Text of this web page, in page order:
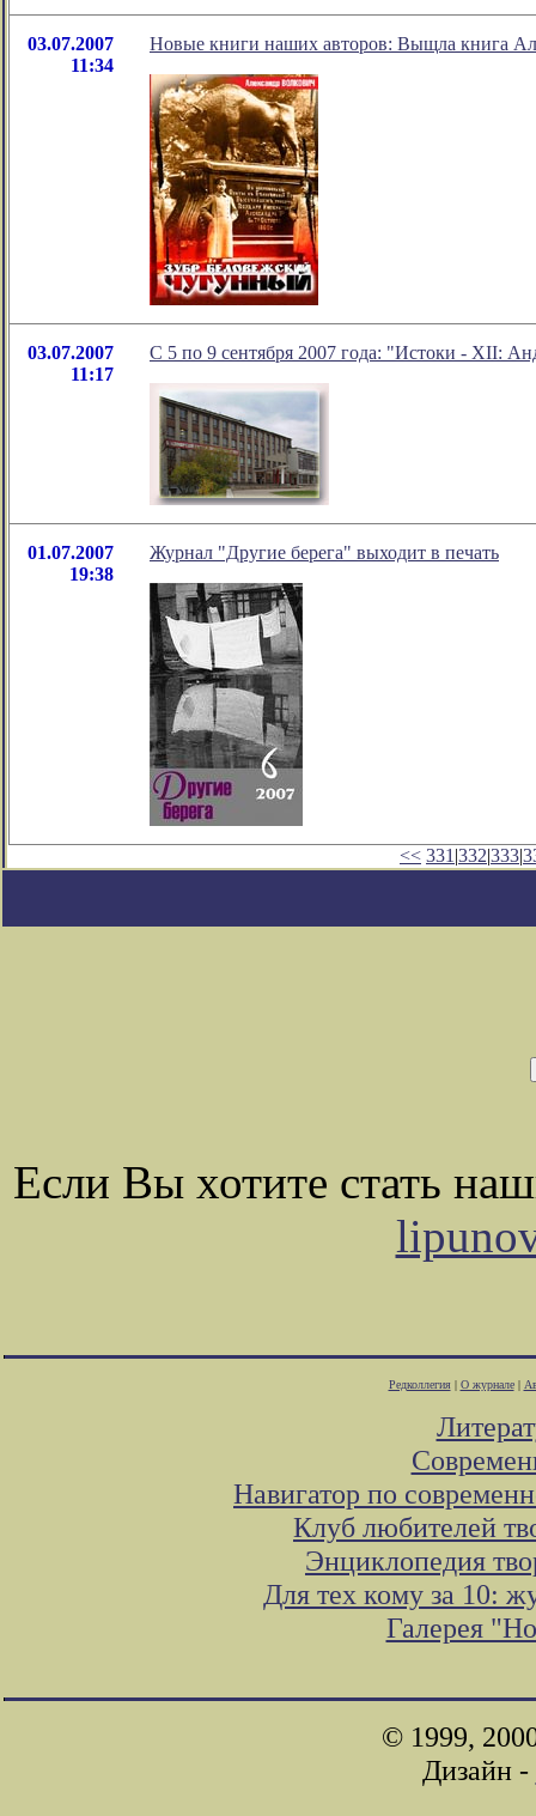
03.07.2007
11:34
Новые книги наших авторов: Выщла книга
03.07.2007
11:17
С 5 по 9 сентября 2007 года: "Истоки - XII:
01.07.2007
19:38
Журнал "Другие берега" выходит в печать
<< 331 |332|333|
Если Вы хотите стать
Редколлегия| О журнале|
Навигатор по
Клуб любителей
Энциклопедия
Для тех кому за 10:
Галерея
© 1999,
Дизайн -